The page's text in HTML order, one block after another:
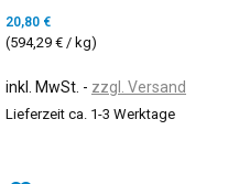
20,80 €
(594,29 € / kg)
inkl. MwSt. zzgl. Versand
Lieferzeit ca. 1-3 Werktage